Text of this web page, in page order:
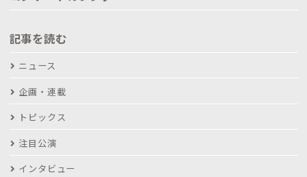
記事を読む
ニュース
企画・連載
トピックス
注目公演
インタビュー